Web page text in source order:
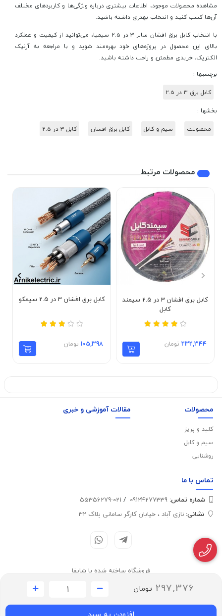
297,376 تومان
مشاهده محصولات موجود، اطلاعات بیشتری درباره ویژگی‌ها و کاربردهای مختلف
آن‌ها کسب کنید و انتخاب بهتری داشته باشید.
با انتخاب کابل برق افشان سایز 3 در 2.5 سیمیا، می‌توانید از کیفیت و عملکرد
بالای این محصول در پروژه‌های خود بهره‌مند شوید و با مراجعه به آرنیک
الکتریک، خریدی مطمئن و راحت داشته باشید.
برچسبها :
کابل برق 3 در 2.5
بخشها :
محصولات
سیم و کابل کابل برق افشان کابل 3 در 2.5
محصولات مرتبط
کابل برق افشان 3 در 2.5 سیمند
کابل
232,344 تومان
کابل برق افشان 3 در 2.5 سیمکو
105,398 تومان
محصولات
کلید و پریز
سیم و کابل
روشنایی
مقالات آموزشی و خبری
تماس با ما
شماره تماس‌: /
021-55356279
نشانی: نازی آباد ، خیابان کارگر سامانی پلاک 32
فروشگاه ساخته شده با شاپفا